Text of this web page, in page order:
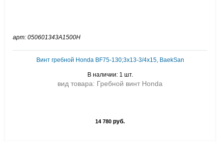
арт: 050601343A1500H
Винт гребной Honda BF75-130;3x13-3/4x15, BaekSan
В наличии: 1 шт.
вид товара: Гребной винт Honda
14 780 руб.